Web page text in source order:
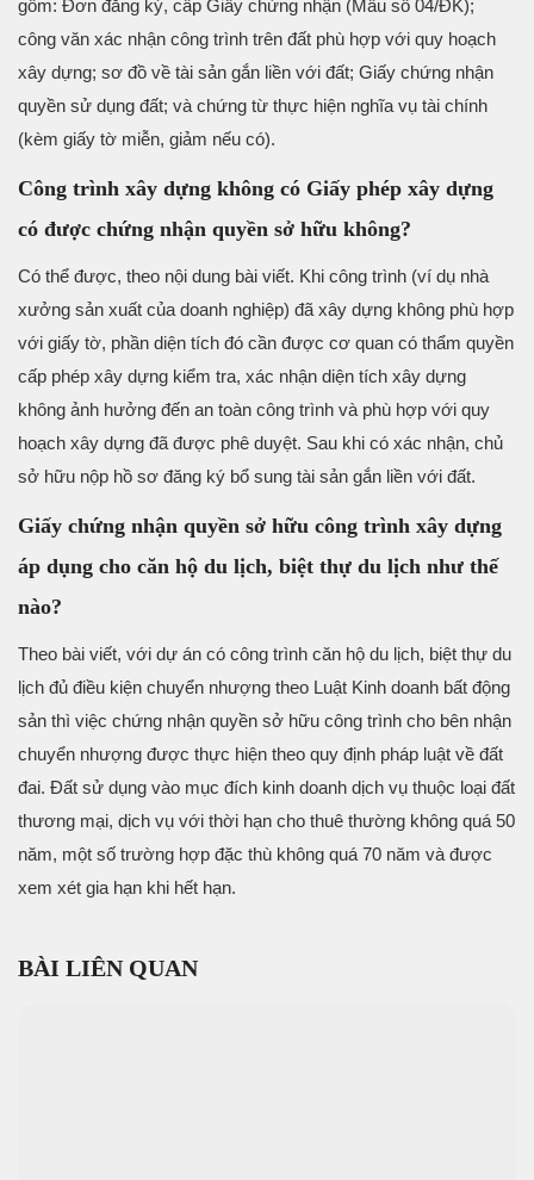
gồm: Đơn đăng ký, cấp Giấy chứng nhận (Mẫu số 04/ĐK);
công văn xác nhận công trình trên đất phù hợp với quy hoạch
xây dựng; sơ đồ về tài sản gắn liền với đất; Giấy chứng nhận
quyền sử dụng đất; và chứng từ thực hiện nghĩa vụ tài chính
(kèm giấy tờ miễn, giảm nếu có).
Công trình xây dựng không có Giấy phép xây dựng
có được chứng nhận quyền sở hữu không?
Có thể được, theo nội dung bài viết. Khi công trình (ví dụ nhà
xưởng sản xuất của doanh nghiệp) đã xây dựng không phù hợp
với giấy tờ, phần diện tích đó cần được cơ quan có thẩm quyền
cấp phép xây dựng kiểm tra, xác nhận diện tích xây dựng
không ảnh hưởng đến an toàn công trình và phù hợp với quy
hoạch xây dựng đã được phê duyệt. Sau khi có xác nhận, chủ
sở hữu nộp hồ sơ đăng ký bổ sung tài sản gắn liền với đất.
Giấy chứng nhận quyền sở hữu công trình xây dựng
áp dụng cho căn hộ du lịch, biệt thự du lịch như thế
nào?
Theo bài viết, với dự án có công trình căn hộ du lịch, biệt thự du
lịch đủ điều kiện chuyển nhượng theo Luật Kinh doanh bất động
sản thì việc chứng nhận quyền sở hữu công trình cho bên nhận
chuyển nhượng được thực hiện theo quy định pháp luật về đất
đai. Đất sử dụng vào mục đích kinh doanh dịch vụ thuộc loại đất
thương mại, dịch vụ với thời hạn cho thuê thường không quá 50
năm, một số trường hợp đặc thù không quá 70 năm và được
xem xét gia hạn khi hết hạn.
BÀI LIÊN QUAN